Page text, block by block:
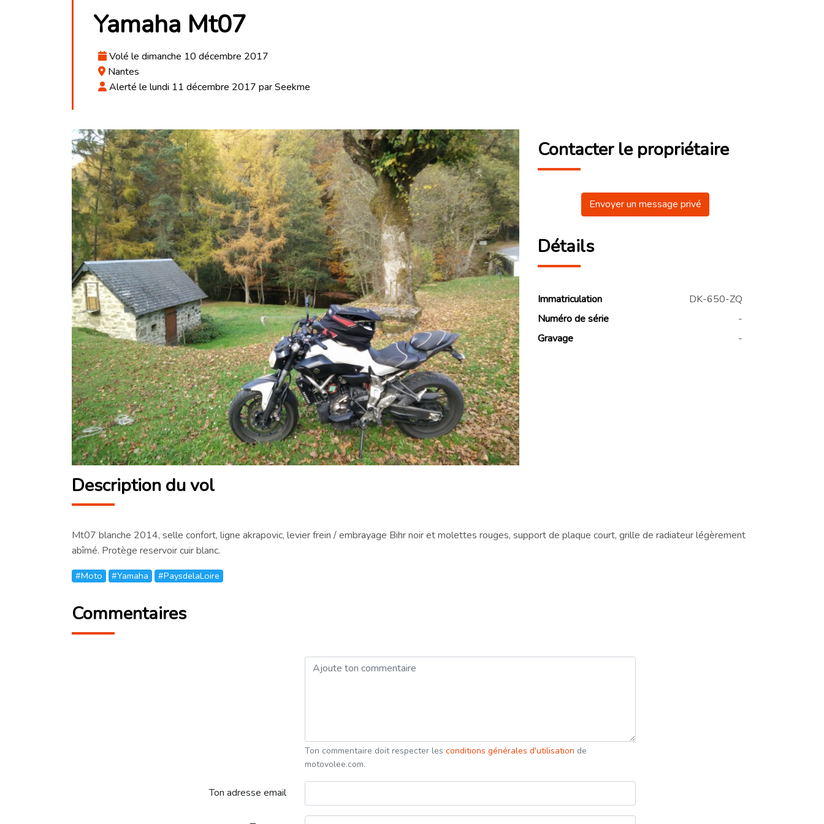
Yamaha Mt07
Volé le dimanche 10 décembre 2017
Nantes
Alerté le lundi 11 décembre 2017 par Seekme
Contacter le propriétaire
Envoyer un message privé
Détails
Immatriculation
DK-650-ZQ
Numéro de série
-
Gravage
-
Description du vol
Mt07 blanche 2014, selle confort, ligne akrapovic, levier frein / embrayage Bihr noir et molettes rouges, support de plaque court, grille de radiateur légèrement
abîmé. Protège reservoir cuir blanc.
#Moto #Yamaha #PaysdelaLoire
Commentaires
Ton commentaire doit respecter les conditions générales d'utilisation de
motovolee.com.
Ton adresse email